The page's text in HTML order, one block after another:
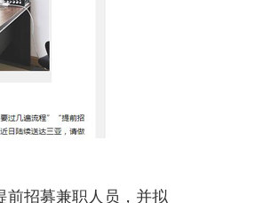
前招募兼职人员，并拟